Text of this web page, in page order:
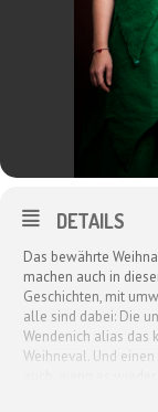
DETAILS
Das bewährte
machen auch in
Geschichten, mit
alle sind dabei: Die
Wendenich alias das
Weihneval. Und